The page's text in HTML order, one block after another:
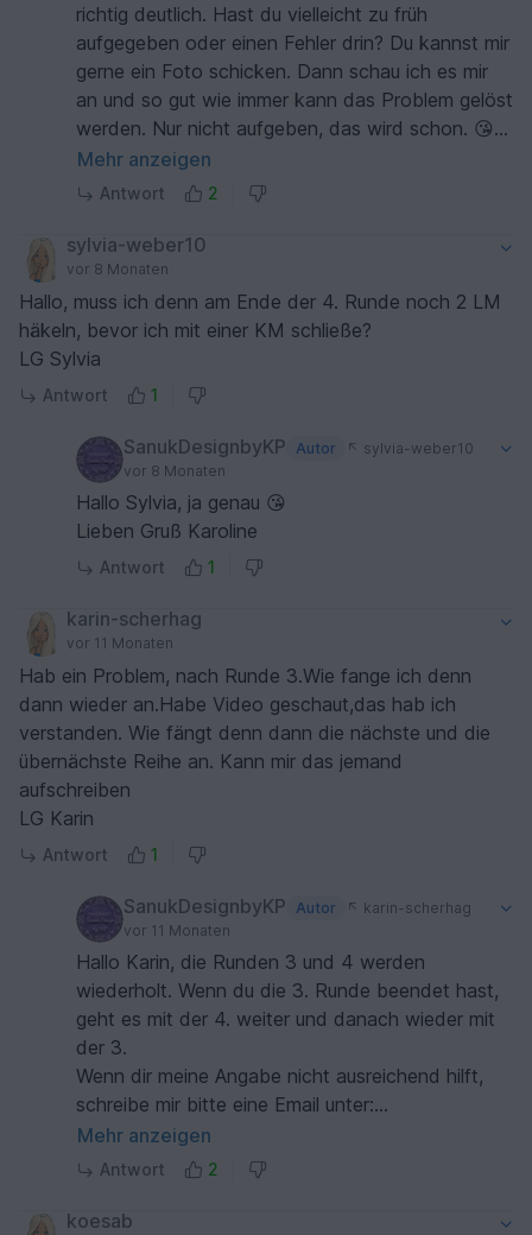
richtig deutlich. Hast du vielleicht zu früh
aufgegeben oder einen Fehler drin? Du kannst mir
gerne ein Foto schicken. Dann schau ich es mir
an und so gut wie immer kann das Problem gelöst
werden. Nur nicht aufgeben, das wird schon. 😘
Meine Email-Adresse:
SanukDesignbyKP@gmail.com
Mehr anzeigen
Antwort 2
sylvia-weber10
vor 8 Monaten
Hallo, muss ich denn am Ende der 4. Runde noch 2 LM
häkeln, bevor ich mit einer KM schließe?
LG Sylvia
Antwort 1
SanukDesignbyKP Autor
sylvia-weber10
vor 8 Monaten
Hallo Sylvia, ja genau 😘
Lieben Gruß Karoline
Antwort 1
karin-scherhag
vor 11 Monaten
Hab ein Problem, nach Runde 3.Wie fange ich denn
dann wieder an.Habe Video geschaut,das hab ich
verstanden. Wie fängt denn dann die nächste und die
übernächste Reihe an. Kann mir das jemand
aufschreiben
LG Karin
Antwort 1
SanukDesignbyKP Autor
karin-scherhag
vor 11 Monaten
Hallo Karin, die Runden 3 und 4 werden
wiederholt. Wenn du die 3. Runde beendet hast,
geht es mit der 4. weiter und danach wieder mit
der 3.
Wenn dir meine Angabe nicht ausreichend hilft,
schreibe mir bitte eine Email unter:
SanukDesignbyKP@gmail.com. Dann helfe ich dir.
Lieben Gruß Karoline 😘
Mehr anzeigen
Antwort 2
koesab